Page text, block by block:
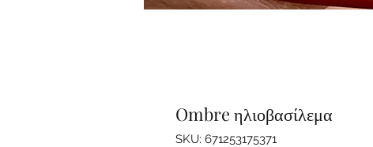
Ombre ηλιοβασίλεμα
SKU: 671253175371